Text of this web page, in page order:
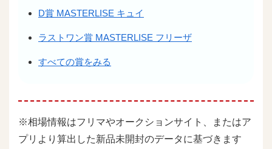
D賞 MASTERLISE キュイ
ラストワン賞 MASTERLISE フリーザ
すべての賞をみる
※相場情報はフリマやオークションサイト、またはア
プリより算出した新品未開封のデータに基づきます